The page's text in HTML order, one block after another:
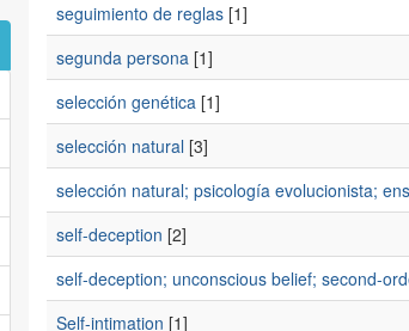
seguimiento de reglas[1]
segunda persona[1]
selección genética[1]
selección natural[3]
selección natural; psicología evolucionista;
self-deception [2]
self-deception; unconscious belief; second-
Self-intimation [1]